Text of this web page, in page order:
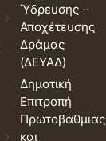
Ύδρευσης –
Αποχέτευσης
Δράμας
(ΔΕΥΑΔ)
Δημοτική
Επιτροπή
Πρωτοβάθμιας
και